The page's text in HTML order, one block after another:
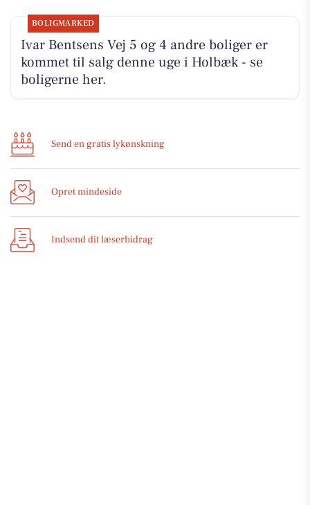
BOLIGMARKED
Ivar Bentsens Vej 5 og 4 andre boliger er
kommet til salg denne uge i Holbæk - se
boligerne her.
Send en gratis lykønskning
Opret mindeside
Indsend dit læserbidrag